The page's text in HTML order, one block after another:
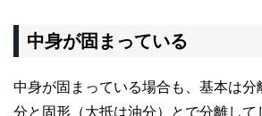
中身が固まっている
中身が固まっている場合も、基本は分
分と固形（大抵は油分）とで分離して